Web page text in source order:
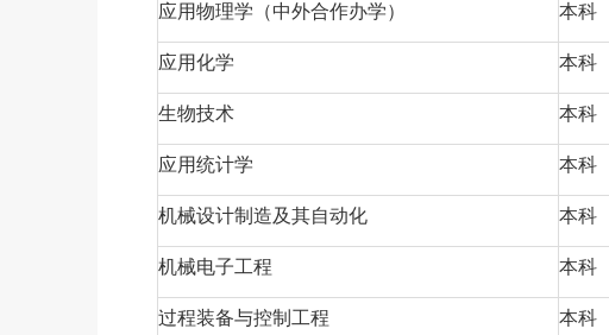
应用物理学（中外合作办学）
本科
应用化学
本科
生物技术
本科
应用统计学
本科
机械设计制造及其自动化
本科
机械电子工程
本科
过程装备与控制工程
本科